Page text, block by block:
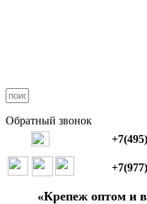
Обратный звонок
«Крепеж оптом и